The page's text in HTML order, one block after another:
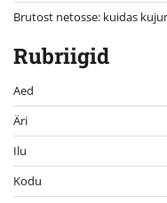
Brutost netosse: kuidas
Rubriigid
Aed
Äri
Ilu
Kodu